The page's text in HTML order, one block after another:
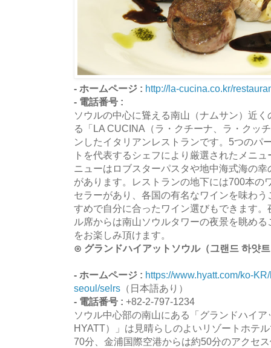
- ホームページ : http://la-cucina.co.kr/
- 電話番号 :
ソウルの中心に聳える南山（ナムサン）近
る「LA CUCINA（ラ・クチーナ、ラ・クッ
ンしたイタリアンレストランです。5つのパ
トを代表するシェフにより厳選されたメニ
ニューはロブスターパスタや地中海式海の
があります。レストランの地下には700本の
セラーがあり、各国の有名なワインを味わ
すめで自分に合ったワイン選びもできます
ル席からは南山ソウルタワーの夜景を眺め
をお楽しみ頂けます。
⊙ グランドハイアットソウル（그랜드 하얏
- ホームページ : https://www.hyatt.com/ko-
seoul/selrs （日本語あり）
- 電話番号 : +82-2-797-1234
ソウル中心部の南山にある「グランドハイ
HYATT）」は見晴らしのよいリゾートホテ
70分、金浦国際空港からは約50分のアクセ